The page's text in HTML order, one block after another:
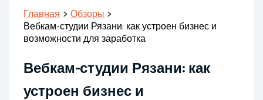
Главная
Обзоры
Вебкам-студии Рязани: как устроен бизнес и
возможности для заработка
Вебкам-студии Рязани: как
устроен бизнес и